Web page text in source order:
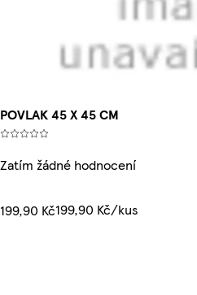
POVLAK 45 X 45 CM
Zatím žádné hodnocení
199,90 Kč199,90 Kč/kus